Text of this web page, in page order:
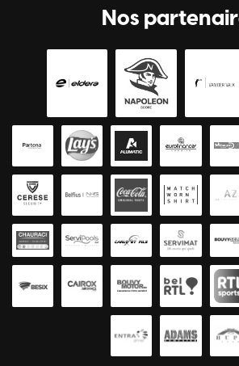
Nos